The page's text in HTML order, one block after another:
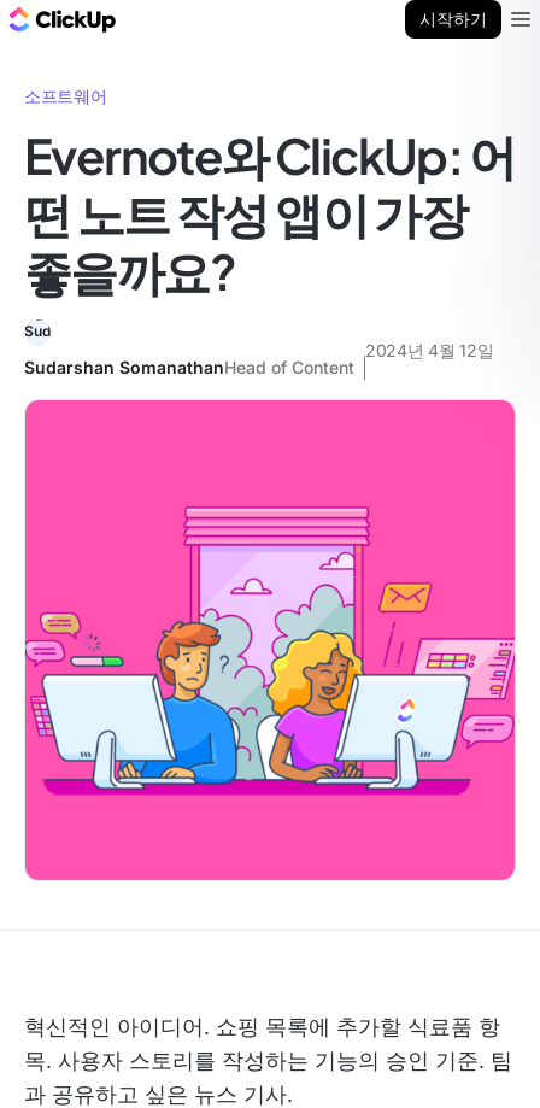
시작하기
소프트웨어
Evernote와 ClickUp: 어
떤 노트 작성 앱이 가장
좋을까요?
Sudarshan SomanathanHead of Content
2024년 4월 12일
혁신적인 아이디어. 쇼핑 목록에 추가할 식료품 항
목. 사용자 스토리를 작성하는 기능의 승인 기준. 팀
과 공유하고 싶은 뉴스 기사.